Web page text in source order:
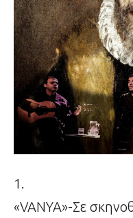
1.
«VANYA»-Σε